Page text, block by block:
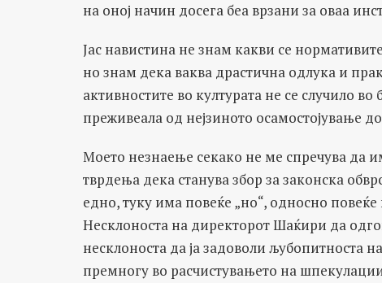
на оној начин досега беа врзани за оваа
Јас навистина не знам какви се
но знам дека ваква драстична одлука и
активностите во културата не се случило
преживеала од нејзиното осамостојување
Моето незнаење секако не ме спречува да
тврдења дека станува збор за законска
едно, туку има повеќе „но“, односно
Несклоноста на директорот Шаќири да
несклоноста да ја задоволи љубопитноста
премногу во расчистувањето на